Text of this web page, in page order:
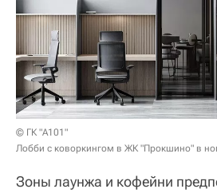
© ГК "А101"
Лобби с коворкингом в ЖК "Прокшино" в
Зоны лаунжа и кофейни